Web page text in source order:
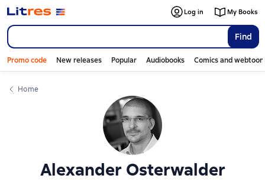
Find
Log in My Books
Promo code New releases Popular Audiobooks Comics and
Home
Alexander Osterwalder
Слайдер с книгами
Слайдер с книгами